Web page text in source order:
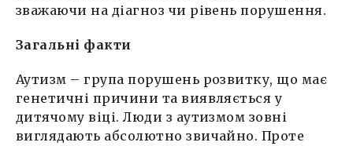
зважаючи на діагноз чи рівень порушення.
Загальні факти
Аутизм – група порушень розвитку, що має
генетичні причини та виявляється у
дитячому віці. Люди з аутизмом зовні
виглядають абсолютно звичайно. Проте